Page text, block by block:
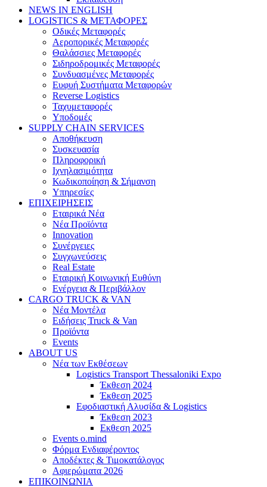
NEWS IN ENGLISH
LOGISTICS & ΜΕΤΑΦΟΡΕΣ
Οδικές Μεταφορές
Αεροπορικές Μεταφορές
Θαλάσσιες Μεταφορές
Σιδηροδρομικές Μεταφορές
Συνδυασμένες Μεταφορές
Ευφυή Συστήματα Μεταφορών
Reverse Logistics
Ταχυμεταφορές
Υποδομές
SUPPLY CHAIN SERVICES
Αποθήκευση
Συσκευασία
Πληροφορική
Ιχνηλασιμότητα
Κωδικοποίηση & Σήμανση
Υπηρεσίες
ΕΠΙΧΕΙΡΗΣΕΙΣ
Εταιρικά Νέα
Νέα Προϊόντα
Innovation
Συνέργειες
Συγχωνεύσεις
Real Estate
Εταιρική Κοινωνική Ευθύνη
Ενέργεια & Περιβάλλον
CARGO TRUCK & VAN
Νέα Μοντέλα
Ειδήσεις Truck & Van
Προϊόντα
Events
ABOUT US
Νέα των Εκθέσεων
Logistics Transport Thessaloniki Expo
Έκθεση 2024
Έκθεση 2025
Εφοδιαστική Αλυσίδα & Logistics
Έκθεση 2023
Εκθεση 2025
Events o.mind
Φόρμα Ενδιαφέροντος
Αποδέκτες & Τιμοκατάλογος
Αφιερώματα 2026
ΕΠΙΚΟΙΝΩΝΙΑ